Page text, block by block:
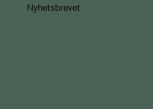
Nyhetsbrevet